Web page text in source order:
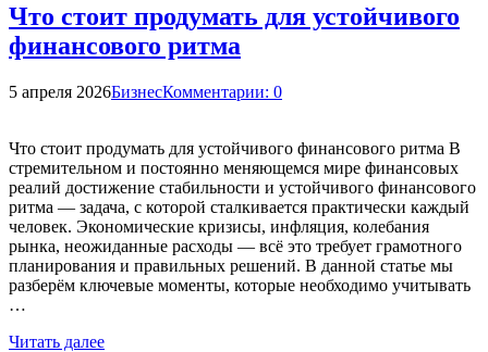
Что стоит продумать для устойчивого
финансового ритма
5 апреля 2026БизнесКомментарии: 0
Что стоит продумать для устойчивого финансового ритма В
стремительном и постоянно меняющемся мире финансовых
реалий достижение стабильности и устойчивого финансового
ритма — задача, с которой сталкивается практически каждый
человек. Экономические кризисы, инфляция, колебания
рынка, неожиданные расходы — всё это требует грамотного
планирования и правильных решений. В данной статье мы
разберём ключевые моменты, которые необходимо учитывать
…
Читать далее